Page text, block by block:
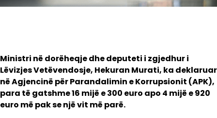
Ministri në dorëheqje dhe deputeti i zgjedhur i
Lëvizjes Vetëvendosje, Hekuran Murati, ka deklaruar
në Agjencinë për Parandalimin e Korrupsionit (APK),
para të gatshme 16 mijë e 300 euro apo 4 mijë e 920
euro më pak se një vit më parë.